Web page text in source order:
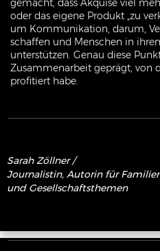
gemacht, dass Akquise viel
oder das eigene Produkt „zu
um Kommunikation, darum,
schaffen und Menschen in
unterstützen. Genau diese
Zusammenarbeit geprägt, von
profitiert habe.
SarahZöllner/
Journalistin, Autorin für
und Gesellschaftsthemen